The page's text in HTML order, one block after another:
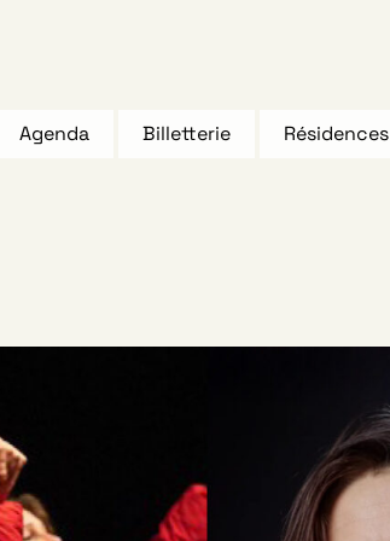
Agenda Billetterie Résidences